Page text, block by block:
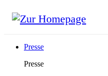
Presse
Presse